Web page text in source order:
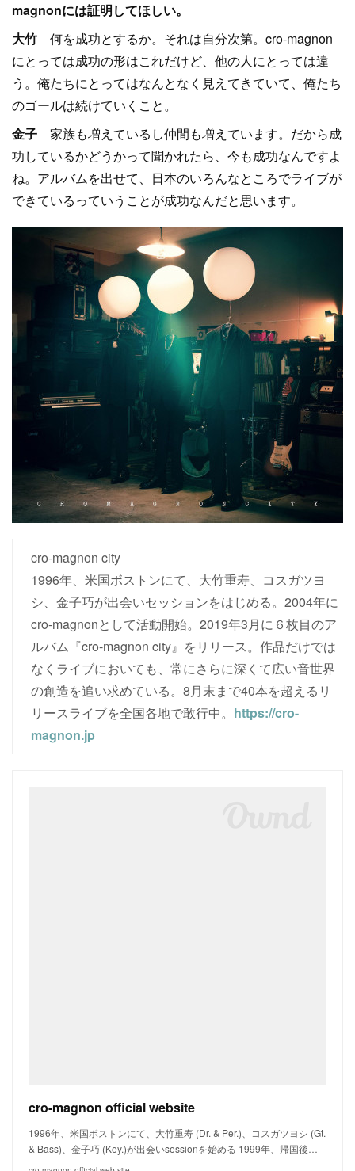
magnonには証明してほしい。
大竹 何を成功とするか。それは自分次第。cro-magnon
にとっては成功の形はこれだけど、他の人にとっては違
う。俺たちにとってはなんとなく見えてきていて、俺たち
のゴールは続けていくこと。
金子 家族も増えているし仲間も増えています。だから成
功しているかどうかって聞かれたら、今も成功なんですよ
ね。アルバムを出せて、日本のいろんなところでライブが
できているっていうことが成功なんだと思います。
cro-magnon city
1996年、米国ボストンにて、大竹重寿、コスガツヨ
シ、金子巧が出会いセッションをはじめる。2004年に
cro-magnonとして活動開始。2019年3月に６枚目のア
ルバム『cro-magnon city』をリリース。作品だけでは
なくライブにおいても、常にさらに深くて広い音世界
の創造を追い求めている。8月末まで40本を超えるリ
リースライブを全国各地で敢行中。 https://cro-
magnon.jp
cro-magnon official website
1996年、米国ボストンにて、大竹重寿 (Dr. & Per.)、コスガツヨシ (Gt.
& Bass)、金子巧 (Key.)が出会いsessionを始める 1999年、帰国後…